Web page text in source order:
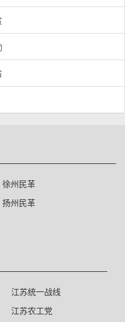
徐州民革
扬州民革
江苏统一战线
江苏农工党